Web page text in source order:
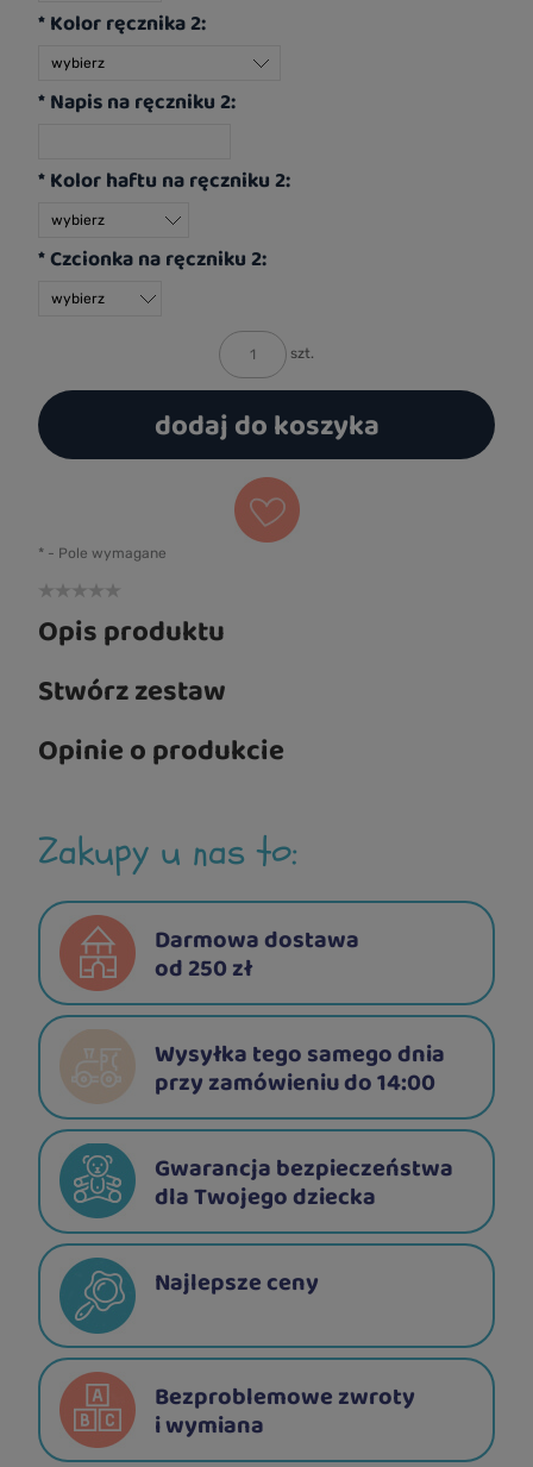
*Kolor ręcznika 2:
*Napis na ręczniku 2:
*Kolor haftu na ręczniku 2:
*Czcionka na ręczniku 2:
szt.
dodaj do koszyka
* - Pole wymagane
Opis produktu
Stwórz zestaw
Opinie o produkcie
Zakupy u nas to:
Darmowa dostawa
od 250 zł
Wysyłka tego samego dnia
przy zamówieniu do 14:00
Gwarancja bezpieczeństwa
dla Twojego dziecka
Najlepsze ceny
Bezproblemowe zwroty
i wymiana